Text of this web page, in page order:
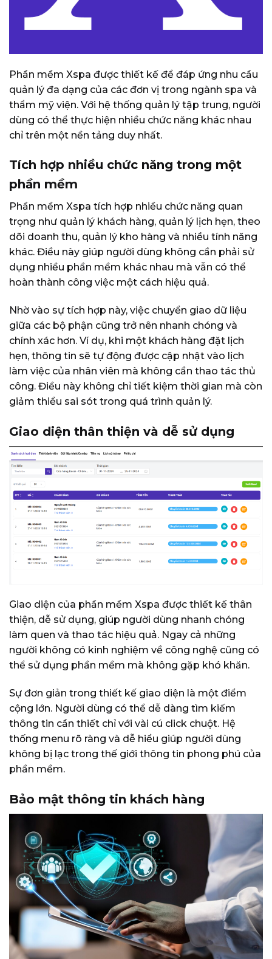
Phần mềm Xspa được thiết kế để đáp ứng nhu cầu
quản lý đa dạng của các đơn vị trong ngành spa và
thẩm mỹ viện. Với hệ thống quản lý tập trung, người
dùng có thể thực hiện nhiều chức năng khác nhau
chỉ trên một nền tảng duy nhất.
Tích hợp nhiều chức năng trong một
phần mềm
Phần mềm Xspa tích hợp nhiều chức năng quan
trọng như quản lý khách hàng, quản lý lịch hẹn, theo
dõi doanh thu, quản lý kho hàng và nhiều tính năng
khác. Điều này giúp người dùng không cần phải sử
dụng nhiều phần mềm khác nhau mà vẫn có thể
hoàn thành công việc một cách hiệu quả.
Nhờ vào sự tích hợp này, việc chuyển giao dữ liệu
giữa các bộ phận cũng trở nên nhanh chóng và
chính xác hơn. Ví dụ, khi một khách hàng đặt lịch
hẹn, thông tin sẽ tự động được cập nhật vào lịch
làm việc của nhân viên mà không cần thao tác thủ
công. Điều này không chỉ tiết kiệm thời gian mà còn
giảm thiểu sai sót trong quá trình quản lý.
Giao diện thân thiện và dễ sử dụng
Giao diện của phần mềm Xspa được thiết kế thân
thiện, dễ sử dụng, giúp người dùng nhanh chóng
làm quen và thao tác hiệu quả. Ngay cả những
người không có kinh nghiệm về công nghệ cũng có
thể sử dụng phần mềm mà không gặp khó khăn.
Sự đơn giản trong thiết kế giao diện là một điểm
cộng lớn. Người dùng có thể dễ dàng tìm kiếm
thông tin cần thiết chỉ với vài cú click chuột. Hệ
thống menu rõ ràng và dễ hiểu giúp người dùng
không bị lạc trong thế giới thông tin phong phú của
phần mềm.
Bảo mật thông tin khách hàng